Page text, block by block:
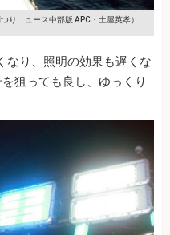
つりニュース中部版 APC・土屋英孝）
なり、照明の効果も遅くな
狙っても良し、ゆっくり